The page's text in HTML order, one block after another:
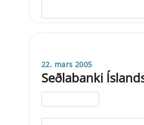
22. mars 2005
Seðlabanki